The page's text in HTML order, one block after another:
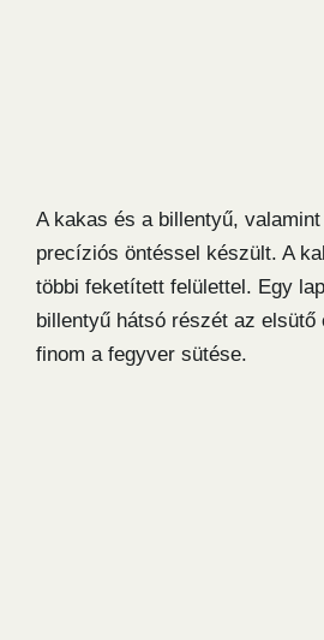
A kakas és a billentyű,
precíziós öntéssel készült. A
többi feketített felülettel. Egy
billentyű hátsó részét az elsütő
finom a fegyver sütése.